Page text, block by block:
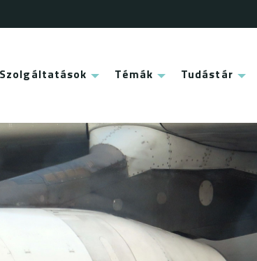
ENERGIAKLUB
Szolgáltatások Témák Tudástár